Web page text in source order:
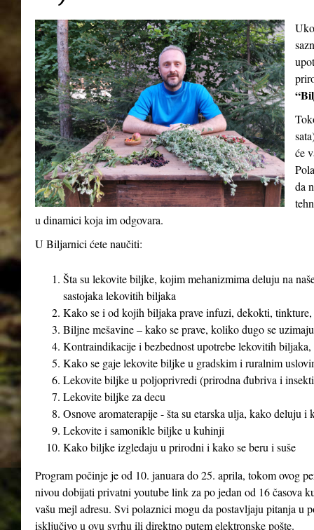
će
da
u dinamici koja im odgovara.
U Biljarnici ćete naučiti:
Šta su lekovite biljke, kojim mehanizmima deluju na
sastojaka lekovitih biljaka
Kako se i od kojih biljaka prave infuzi, dekokti,
Biljne mešavine – kako se prave, koliko dugo se uzimaju
Kontraindikacije i bezbednost upotrebe lekovitih
Kako se gaje lekovite biljke u gradskim i ruralnim
Lekovite biljke u poljoprivredi (prirodna đubriva i
Lekovite biljke za decu
Osnove aromaterapije - šta su etarska ulja, kako deluju
Lekovite i samonikle biljke u kuhinji
Kako biljke izgledaju u prirodni i kako se beru i suše
Program počinje je od 10. januara do 25. aprila, tokom ovog
nivou dobijati privatni youtube link za po jedan od 16 časova
vašu mejl adresu. Svi polaznici mogu da postavljaju pitanja u
isključivo u ovu svrhu ili direktno putem elektronske pošte.